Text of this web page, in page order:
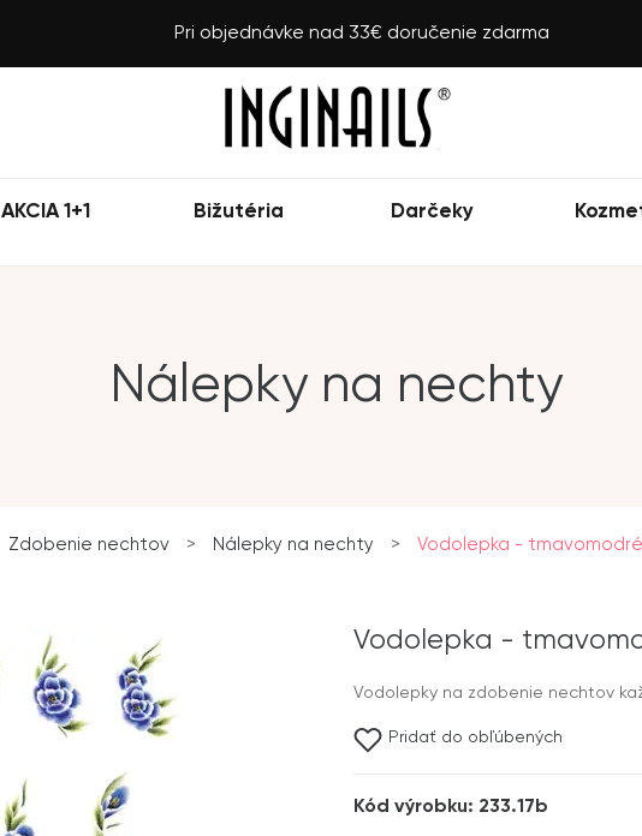
Pri objednávke nad 33€ doručenie zdarma
AKCIA 1+1 Bižutéria Darčeky
Nálepky na nechty
Zdobenie nechtov > Nálepky na nechty > Vodolepka -
Vodolepka -
Vodolepky na zdobenie nechtov
Pridať do obľúbených
Kód výrobku: 233.17b